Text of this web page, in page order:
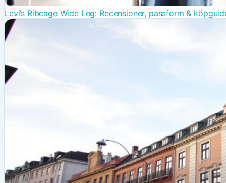
Levi’s Ribcage Wide Leg: Recensioner, passform &